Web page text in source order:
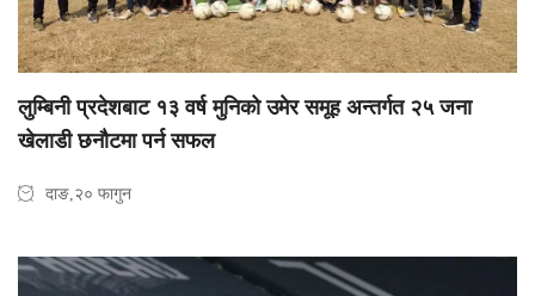
लुम्बिनी प्रदेशबाट १३ वर्ष मुनिको उमेर समूह अन्तर्गत २५ जना
खेलाडी छनौटमा पर्न सफल
दाङ,२० फागुन